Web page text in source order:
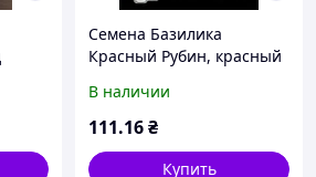
Семена Базилика
Красный Рубин, красный
В наличии
111.16₴
Купить